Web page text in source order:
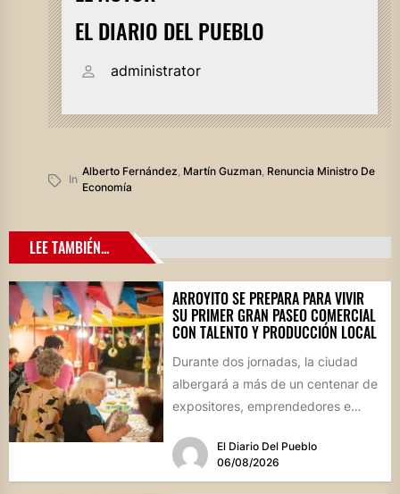
EL DIARIO DEL PUEBLO
administrator
In
Alberto Fernández, Martín Guzman, Renuncia Ministro De
Economía
LEE TAMBIÉN...
ARROYITO SE PREPARA PARA VIVIR
SU PRIMER GRAN PASEO COMERCIAL
CON TALENTO Y PRODUCCIÓN LOCAL
Durante dos jornadas, la ciudad
albergará a más de un centenar de
expositores, emprendedores e
El Diario Del Pueblo
06/08/2026